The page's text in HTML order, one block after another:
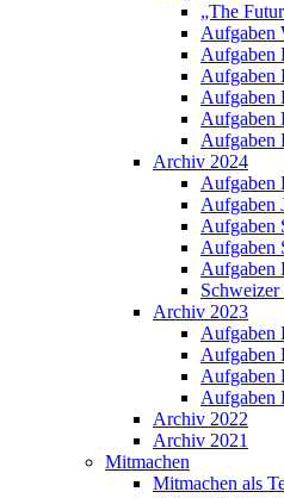
„The
Aufgaben
Aufgaben
Aufgaben
Aufgaben
Aufgaben
Aufgaben
Archiv 2024
Aufgaben
Aufgaben
Aufgaben
Aufgaben
Aufgaben
Archiv 2023
Aufgaben
Aufgaben
Aufgaben
Aufgaben
Archiv 2022
Archiv 2021
Mitmachen
Mitmachen als